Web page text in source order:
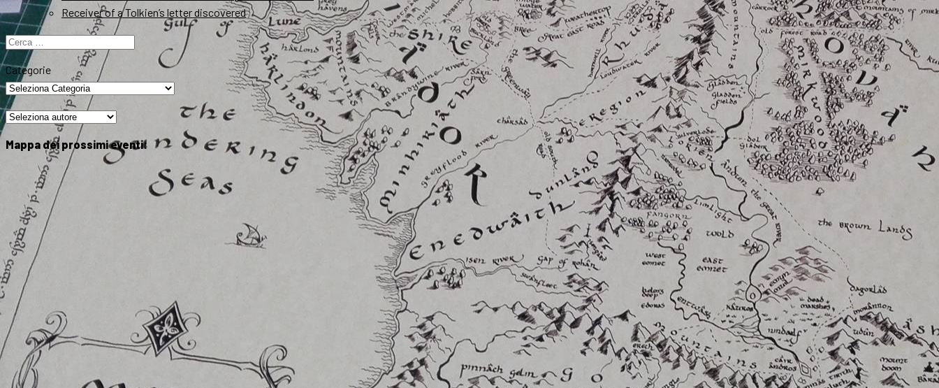
Receiver of a Tolkien’s letter discovered
Ricerca
per:
Categorie
Mappa dei prossimi eventi: